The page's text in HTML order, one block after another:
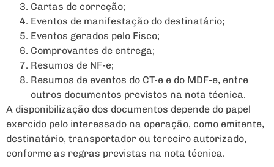
Cartas de correção;
Eventos de manifestação do destinatário;
Eventos gerados pelo Fisco;
Comprovantes de entrega;
Resumos de NF-e;
Resumos de eventos do CT-e e do MDF-e, entre
outros documentos previstos na nota técnica.
A disponibilização dos documentos depende do papel
exercido pelo interessado na operação, como emitente,
destinatário, transportador ou terceiro autorizado,
conforme as regras previstas na nota técnica.